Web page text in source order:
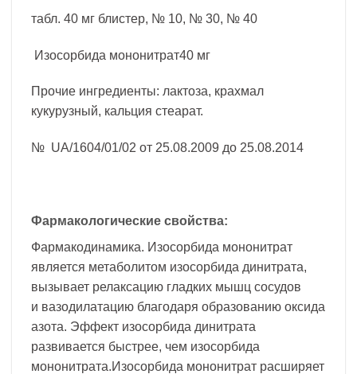
табл. 40 мг блистер, № 10, № 30, № 40
Изосорбида мононитрат40 мг
Прочие ингредиенты: лактоза, крахмал
кукурузный, кальция стеарат.
№ UA/1604/01/02 от 25.08.2009 до 25.08.2014
Фармакологические свойства:
Фармакодинамика. Изосорбида мононитрат
является метаболитом изосорбида динитрата,
вызывает релаксацию гладких мышц сосудов
и вазодилатацию благодаря образованию оксида
азота. Эффект изосорбида динитрата
развивается быстрее, чем изосорбида
мононитрата.Изосорбида мононитрат расширяет